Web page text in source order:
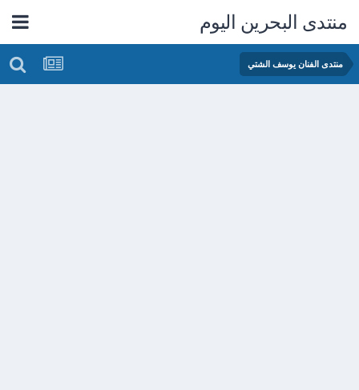
منتدى البحرين اليوم
منتدى الفنان يوسف الشتي